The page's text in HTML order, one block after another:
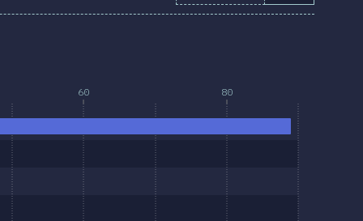
60 80